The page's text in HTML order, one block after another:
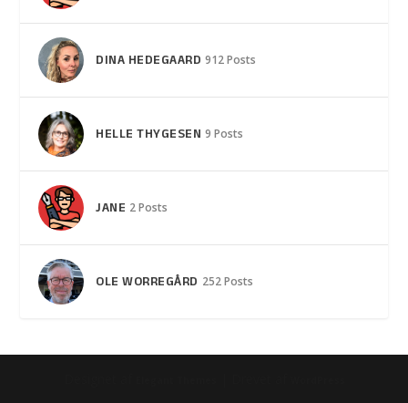
DINA HEDEGAARD 912 Posts
HELLE THYGESEN 9 Posts
JANE 2 Posts
OLE WORREGÅRD 252 Posts